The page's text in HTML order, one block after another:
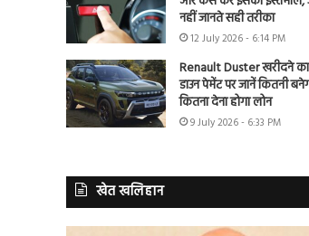
नहीं जानते सही तरीका
12 July 2026 - 6:14 PM
Renault Duster खरीदने
डाउन पेमेंट पर जानें कितनी
कितना देना होगा लोन
9 July 2026 - 6:33 PM
खेत खलिहान